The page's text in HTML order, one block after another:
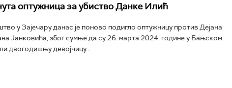
оптужница за убиство Данке Илић
у Зајечару данас је поново подигло оптужницу против Дејана
Јанковића, због сумње да су 26. марта 2024. године у Бањском
двогодишњу девојчицу...